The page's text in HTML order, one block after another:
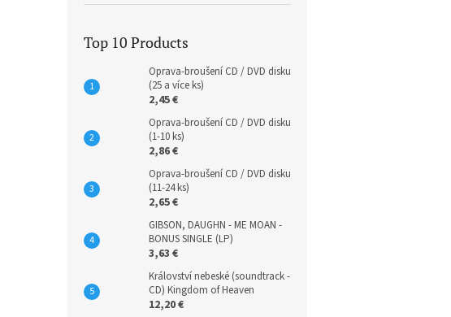
Top 10 Products
Oprava-broušení CD / DVD disku
(25 a více ks)
2,45 €
Oprava-broušení CD / DVD disku
(1-10 ks)
2,86 €
Oprava-broušení CD / DVD disku
(11-24 ks)
2,65 €
GIBSON, DAUGHN - ME MOAN -
BONUS SINGLE (LP)
3,63 €
Království nebeské (soundtrack -
CD) Kingdom of Heaven
12,20 €